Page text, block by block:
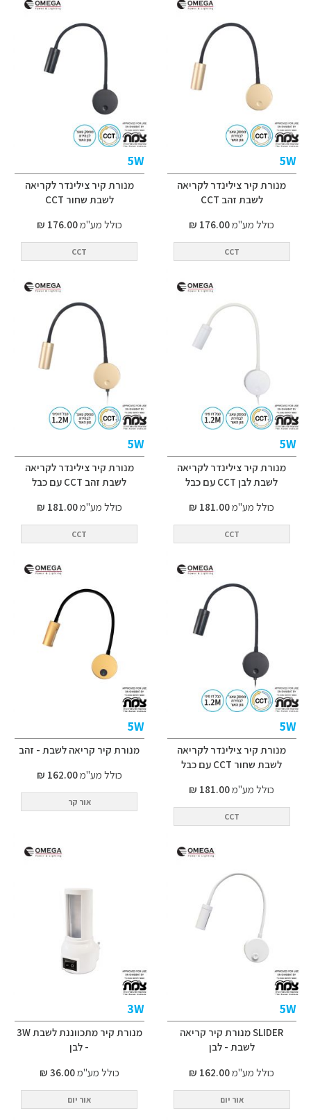
5W
מנורת קיר צילינדר לקריאה
לשבת זהב CCT
כולל מע"מ176.00 ₪
CCT
5W
מנורת קיר צילינדר לקריאה
לשבת שחור CCT
כולל מע"מ176.00 ₪
CCT
5W
מנורת קיר צילינדר לקריאה
לשבת לבן CCT עם כבל
כולל מע"מ181.00 ₪
CCT
5W
מנורת קיר צילינדר לקריאה
לשבת זהב CCT עם כבל
כולל מע"מ181.00 ₪
CCT
5W
מנורת קיר צילינדר לקריאה
לשבת שחור CCT עם כבל
כולל מע"מ181.00 ₪
CCT
5W
מנורת קיר קריאה לשבת - זהב
כולל מע"מ162.00 ₪
אור קר
5W
SLIDER מנורת קיר קריאה
לשבת - לבן
כולל מע"מ162.00 ₪
אור יום
3W
מנורת קיר מתכווננת לשבת 3W
- לבן
כולל מע"מ36.00 ₪
אור יום